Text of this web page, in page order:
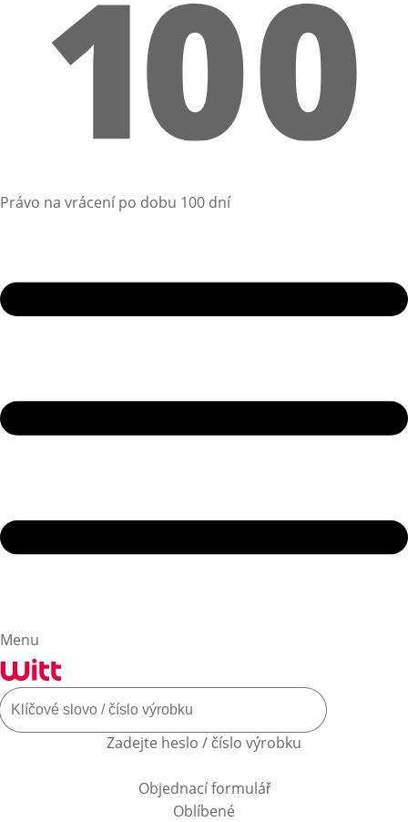
Právo na vrácení po dobu 100 dní
Menu
Zadejte heslo / číslo výrobku
Objednací formulář
Oblíbené